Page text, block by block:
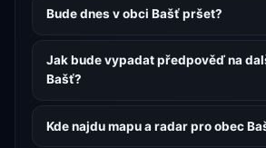
Bude dnes v obci Bašť pršet?
Jak bude vypadat předpověď na
Bašť?
Kde najdu mapu a radar pro obec